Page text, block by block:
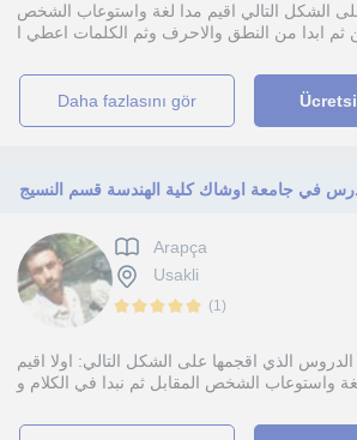
على الشكل التالي اقيم مدا لغة واستوعاب الشخص
daha fazlasını gör
Arapça
Usakli
(1)
الدروس الذي اقجمها على الشكل التالي: اولا اقيم